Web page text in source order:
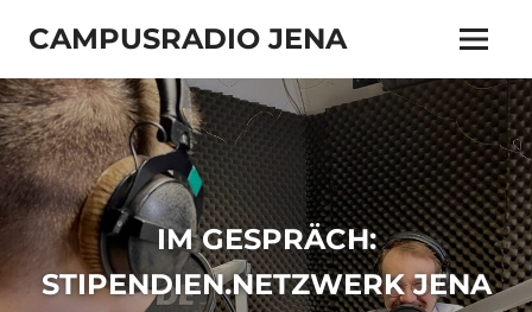
Inhalt
springen
CAMPUSRADIO JENA
103.4
MHz
Menü
IM GESPRÄCH:
STIPENDIEN.NETZWERK JENA